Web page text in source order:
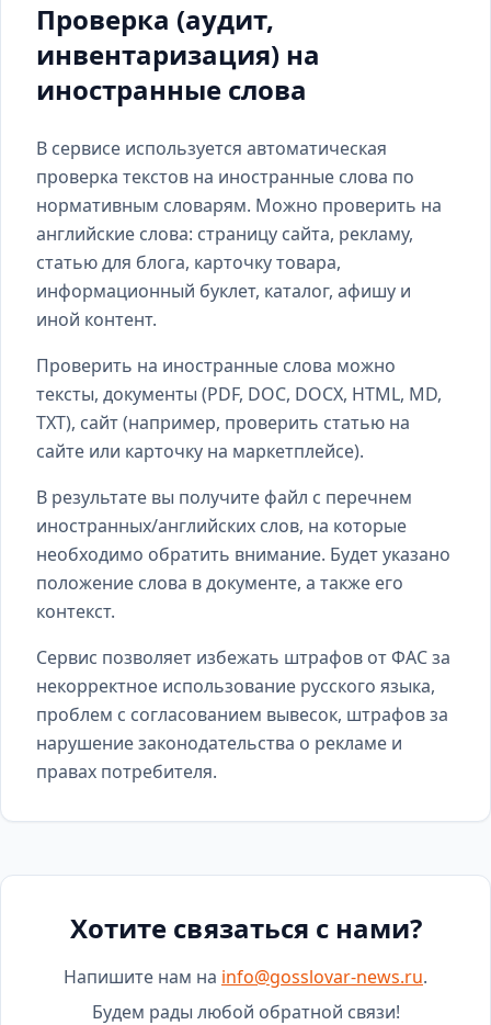
Проверка (аудит,
инвентаризация) на
иностранные слова
В сервисе используется автоматическая
проверка текстов на иностранные слова по
нормативным словарям. Можно проверить на
английские слова: страницу сайта, рекламу,
статью для блога, карточку товара,
информационный буклет, каталог, афишу и
иной контент.
Проверить на иностранные слова можно
тексты, документы (PDF, DOC, DOCX, HTML, MD,
TXT), сайт (например, проверить статью на
сайте или карточку на маркетплейсе).
В результате вы получите файл с перечнем
иностранных/английских слов, на которые
необходимо обратить внимание. Будет указано
положение слова в документе, а также его
контекст.
Сервис позволяет избежать штрафов от ФАС за
некорректное использование русского языка,
проблем с согласованием вывесок, штрафов за
нарушение законодательства о рекламе и
правах потребителя.
Хотите связаться с нами?
Напишите нам на info@gosslovar-news.ru.
Будем рады любой обратной связи!